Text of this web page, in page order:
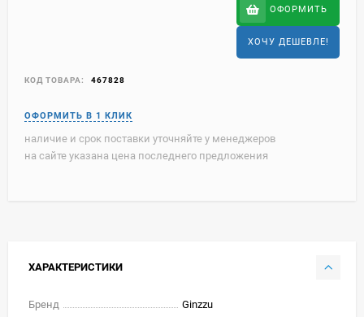
ОФОРМИТЬ
ХОЧУ ДЕШЕВЛЕ!
КОД ТОВАРА: 467828
наличие и срок поставки уточняйте у менеджеров
на сайте указана цена последнего предложения
ХАРАКТЕРИСТИКИ
Бренд
Ginzzu